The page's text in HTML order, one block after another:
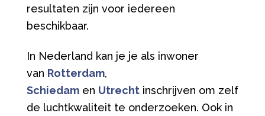
resultaten zijn voor iedereen
beschikbaar.
In Nederland kan je je als inwoner
van Rotterdam,
Schiedamen Utrechtinschrijven om zelf
de luchtkwaliteit te onderzoeken. Ook in